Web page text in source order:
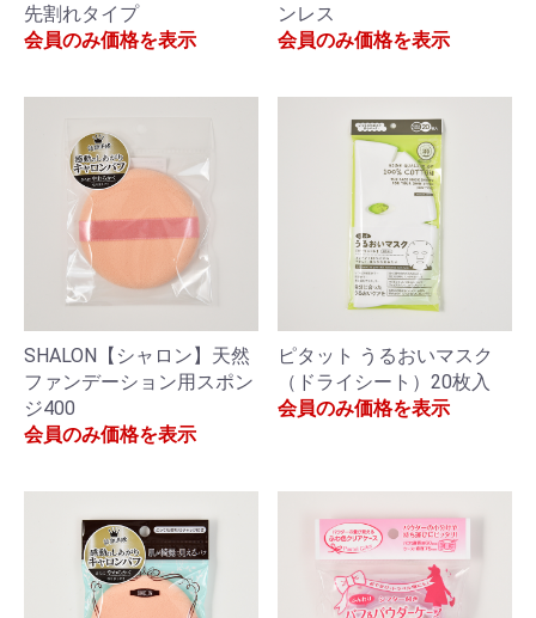
先割れタイプ
会員のみ価格を表示
ンレス
会員のみ価格を表示
SHALON【シャロン】天然
ファンデーション用スポン
ジ400
会員のみ価格を表示
ピタット うるおいマスク
（ドライシート）20枚入
会員のみ価格を表示